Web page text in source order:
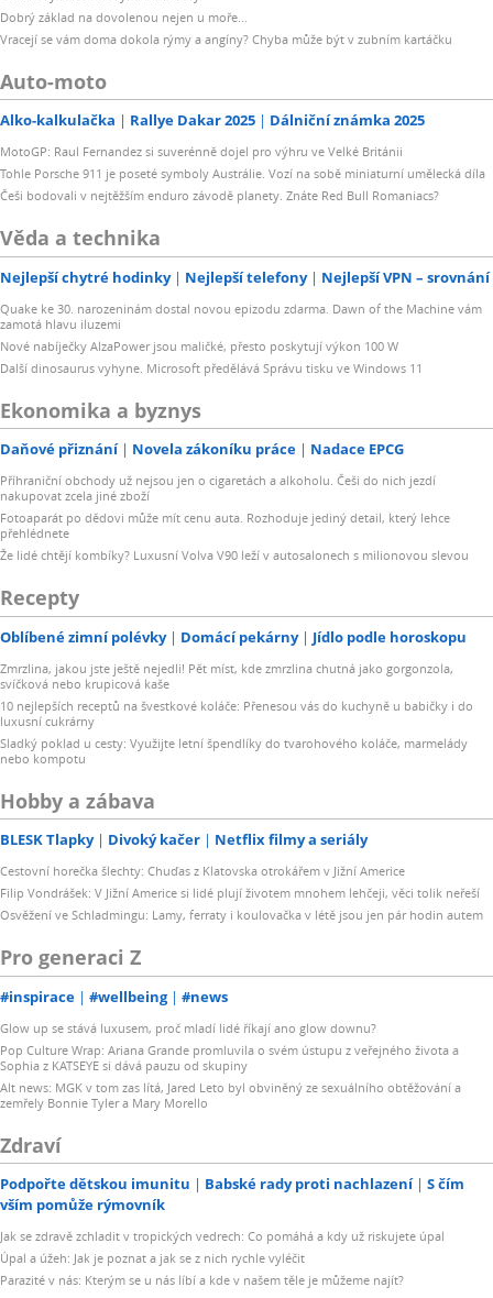
Dobrý základ na dovolenou nejen u moře...
Vracejí se vám doma dokola rýmy a angíny? Chyba může být v zubním kartáčku
Auto-moto
Alko-kalkulačka Rallye Dakar 2025 Dálniční známka 2025
MotoGP: Raul Fernandez si suverénně dojel pro výhru ve Velké Británii
Tohle Porsche 911 je poseté symboly Austrálie. Vozí na sobě miniaturní umělecká díla
Češi bodovali v nejtěžším enduro závodě planety. Znáte Red Bull Romaniacs?
Věda a technika
Nejlepší chytré hodinky Nejlepší telefony Nejlepší VPN – srovnání
Quake ke 30. narozeninám dostal novou epizodu zdarma. Dawn of the Machine vám
zamotá hlavu iluzemi
Nové nabíječky AlzaPower jsou maličké, přesto poskytují výkon 100 W
Další dinosaurus vyhyne. Microsoft předělává Správu tisku ve Windows 11
Ekonomika a byznys
Daňové přiznání Novela zákoníku práce Nadace EPCG
Příhraniční obchody už nejsou jen o cigaretách a alkoholu. Češi do nich jezdí
nakupovat zcela jiné zboží
Fotoaparát po dědovi může mít cenu auta. Rozhoduje jediný detail, který lehce
přehlédnete
Že lidé chtějí kombíky? Luxusní Volva V90 leží v autosalonech s milionovou slevou
Recepty
Oblíbené zimní polévky Domácí pekárny Jídlo podle horoskopu
Zmrzlina, jakou jste ještě nejedli! Pět míst, kde zmrzlina chutná jako gorgonzola,
svíčková nebo krupicová kaše
10 nejlepších receptů na švestkové koláče: Přenesou vás do kuchyně u babičky i do
luxusní cukrárny
Sladký poklad u cesty: Využijte letní špendlíky do tvarohového koláče, marmelády
nebo kompotu
Hobby a zábava
BLESK Tlapky Divoký kačer Netflix filmy a seriály
Cestovní horečka šlechty: Chuďas z Klatovska otrokářem v Jižní Americe
Filip Vondrášek: V Jižní Americe si lidé plují životem mnohem lehčeji, věci tolik neřeší
Osvěžení ve Schladmingu: Lamy, ferraty i koulovačka v létě jsou jen pár hodin autem
Pro generaci Z
#inspirace #wellbeing #news
Glow up se stává luxusem, proč mladí lidé říkají ano glow downu?
Pop Culture Wrap: Ariana Grande promluvila o svém ústupu z veřejného života a
Sophia z KATSEYE si dává pauzu od skupiny
Alt news: MGK v tom zas lítá, Jared Leto byl obviněný ze sexuálního obtěžování a
zemřely Bonnie Tyler a Mary Morello
Zdraví
Podpořte dětskou imunitu Babské rady proti nachlazení
S čím
vším pomůže rýmovník
Jak se zdravě zchladit v tropických vedrech: Co pomáhá a kdy už riskujete úpal
Úpal a úžeh: Jak je poznat a jak se z nich rychle vyléčit
Parazité v nás: Kterým se u nás líbí a kde v našem těle je můžeme najít?